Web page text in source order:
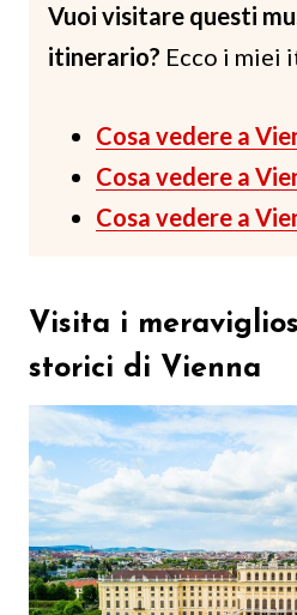
Vuoi visitare questi
itinerario? Ecco i miei
Cosa vedere a
Cosa vedere a
Cosa vedere a
Visita i
storici di Vienna